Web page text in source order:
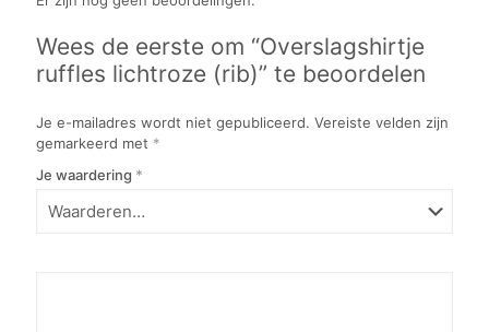
Wees de eerste om “Overslagshirtje
ruffles lichtroze (rib)” te beoordelen
Je e-mailadres wordt niet gepubliceerd. Vereiste velden zijn
gemarkeerd met *
Je waardering *